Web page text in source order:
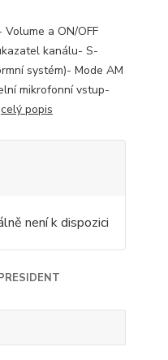
a ON/OFF
kanálu- S-
systém)- Mode AM
mikrofonní vstup-
celý popis
není k dispozici